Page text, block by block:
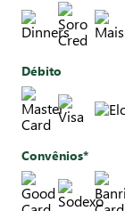
Débito
Convênios*